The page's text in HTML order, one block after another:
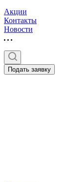
Акции
Контакты
Новости
Подать заявку